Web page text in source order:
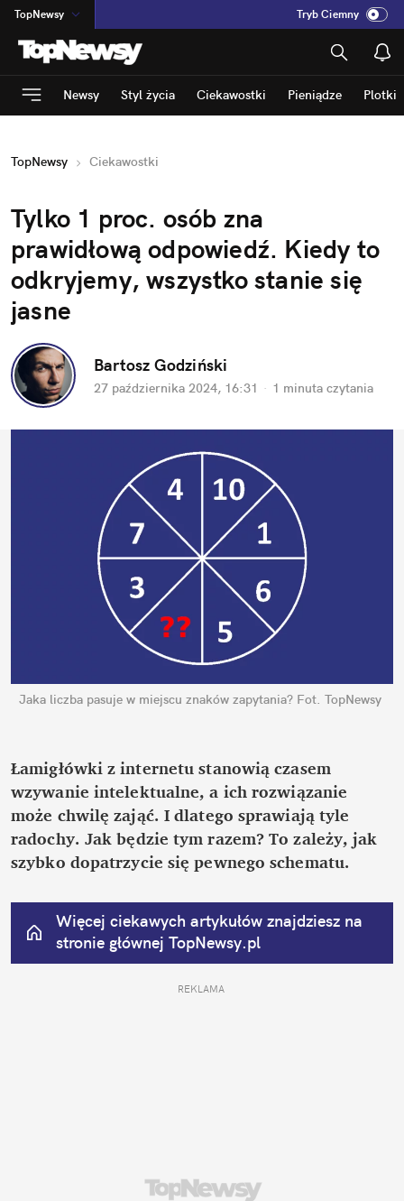
TopNewsy
na:Temat
INN:Poland
ASZ:dziennik
dad:HERO
Tryb Ciemny
Newsy Styl życia Ciekawostki Pieniądze Plotki
TopNewsy Ciekawostki
Tylko 1 proc. osób zna
prawidłową odpowiedź. Kiedy to
odkryjemy, wszystko stanie się
jasne
Bartosz Godziński
27 października 2024, 16:31 · 1 minuta czytania
Jaka liczba pasuje w miejscu znaków zapytania? Fot. TopNewsy
Łamigłówki z internetu stanowią czasem
wzywanie intelektualne, a ich rozwiązanie
może chwilę zająć. I dlatego sprawiają tyle
radochy. Jak będzie tym razem? To zależy, jak
szybko dopatrzycie się pewnego schematu.
Więcej ciekawych artykułów znajdziesz na
stronie głównej TopNewsy.pl
REKLAMA